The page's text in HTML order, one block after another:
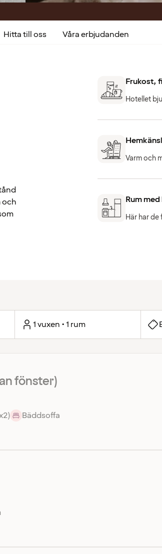
Hitta till oss Våra erbjudanden
och
Frukost,
Hotellet
Varm och
Rum
Här har
1 vuxen • 1 rum
fönster)
Bäddsoffa